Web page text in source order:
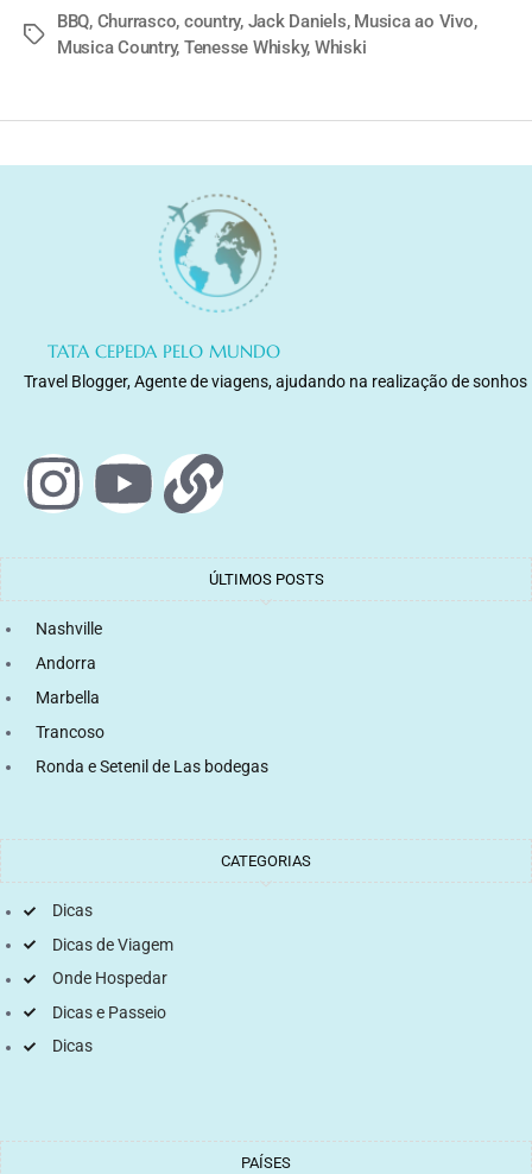
BBQ, Churrasco, country, Jack Daniels, Musica ao Vivo,
Musica Country, Tenesse Whisky, Whiski
TATA CEPEDA PELO MUNDO
Travel Blogger, Agente de viagens, ajudando na realização de sonhos
ÚLTIMOS POSTS
Nashville
Andorra
Marbella
Trancoso
Ronda e Setenil de Las bodegas
CATEGORIAS
Dicas
Dicas de Viagem
Onde Hospedar
Dicas e Passeio
Dicas
PAÍSES